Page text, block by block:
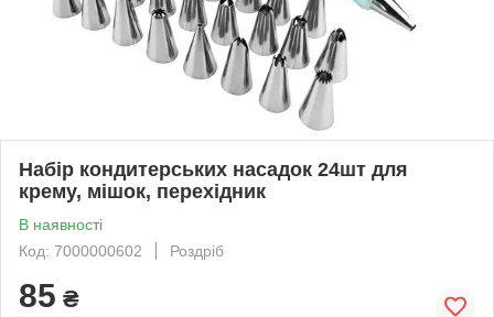
Набір кондитерських насадок 24шт для
крему, мішок, перехідник
В наявності
Код: 7000000602
Роздріб
85 ₴